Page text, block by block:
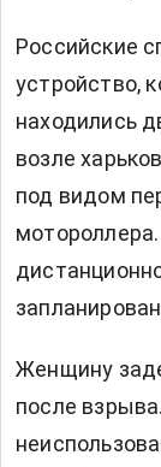
Российские
устройство,
находились
возле
под видом
Женщину
после